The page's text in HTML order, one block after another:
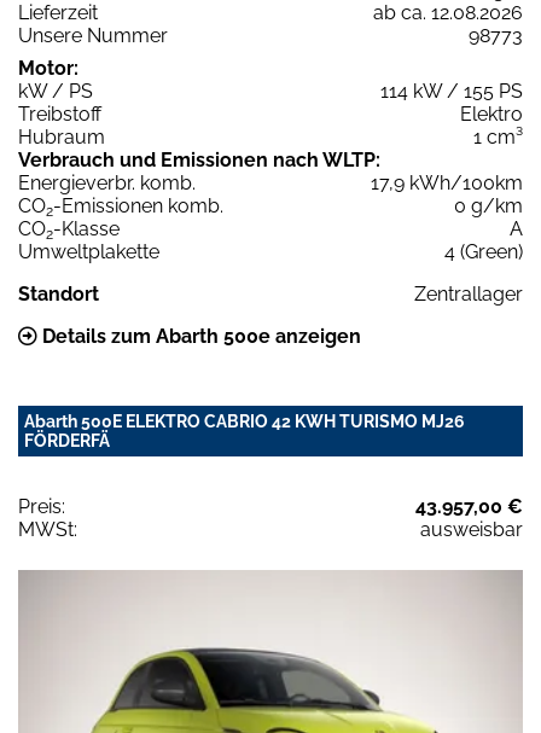
Lieferzeit
ab ca. 12.08.2026
Unsere Nummer
98773
Motor:
kW / PS
114 kW / 155 PS
Treibstoff
Elektro
Hubraum
1 cm³
Verbrauch und Emissionen nach WLTP:
Energieverbr. komb.
17,9 kWh/100km
CO2-Emissionen komb.
0 g/km
CO2-Klasse
A
Umweltplakette
4 (Green)
Standort
Zentrallager
Details zum Abarth 500e anzeigen
Abarth 500E ELEKTRO CABRIO 42 KWH TURISMO MJ26
FÖRDERFÄ
Preis:
43.957,00 €
MWSt:
ausweisbar